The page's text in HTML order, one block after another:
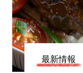
最新情報